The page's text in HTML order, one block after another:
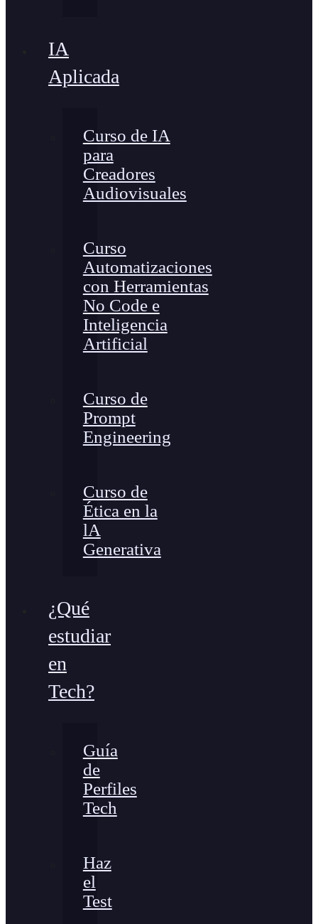
IA
Aplicada
Curso de IA
para
Creadores
Audiovisuales
Curso
Automatizaciones
con Herramientas
No Code e
Inteligencia
Artificial
Curso de
Prompt
Engineering
Curso de
Ética en la
lA
Generativa
¿Qué
estudiar
en
Tech?
Guía
de
Perfiles
Tech
Haz
el
Test